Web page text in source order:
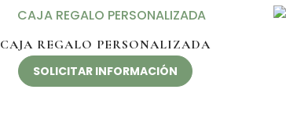
CAJA REGALO PERSONALIZADA
SOLICITAR INFORMACIÓN